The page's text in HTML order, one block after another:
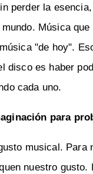
perder la
Música
"de hoy".
disco es haber
cada uno.
para
musical. Para
nuestro